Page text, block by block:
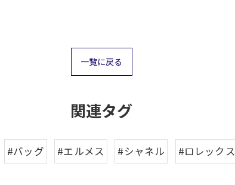
一覧に戻る
関連タグ
#バッグ #エルメス #シャネル #ロレックス
お気軽にお問い合わせください
お気軽にお問い合わせください